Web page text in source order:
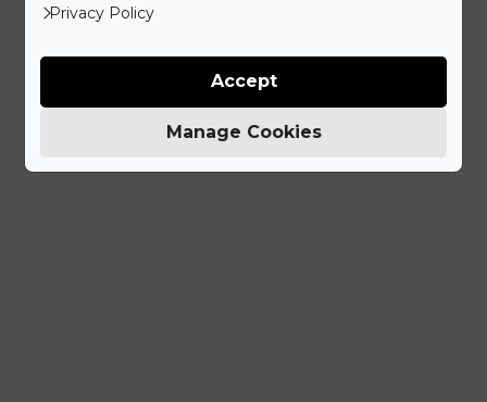
Privacy Policy
Manage Cookies
Accept